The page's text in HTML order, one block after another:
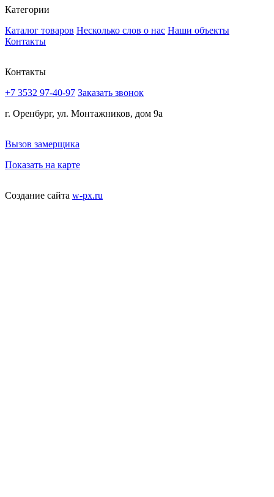
Категории
Каталог товаров Несколько слов о нас Наши объекты
Контакты
Контакты
+7 3532 97-40-97 Заказать звонок
г. Оренбург, ул. Монтажников, дом 9а
Вызов замерщика
Показать на карте
Создание сайта w-px.ru